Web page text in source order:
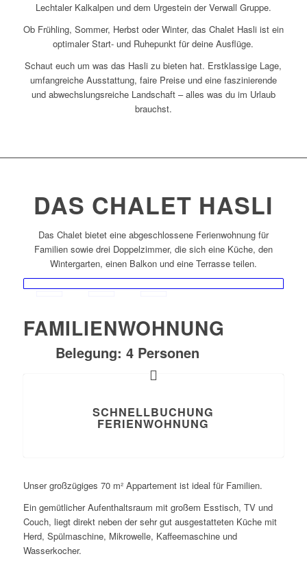
Lechtaler Kalkalpen und dem Urgestein der Verwall Gruppe.
Ob Frühling, Sommer, Herbst oder Winter, das Chalet Hasli ist ein
optimaler Start- und Ruhepunkt für deine Ausflüge.
Schaut euch um was das Hasli zu bieten hat. Erstklassige Lage,
umfangreiche Ausstattung, faire Preise und eine faszinierende
und abwechslungsreiche Landschaft – alles was du im Urlaub
brauchst.
DAS CHALET HASLI
Das Chalet bietet eine abgeschlossene Ferienwohnung für
Familien sowie drei Doppelzimmer, die sich eine Küche, den
Wintergarten, einen Balkon und eine Terrasse teilen.
FAMILIENWOHNUNG
Belegung: 4 Personen
SCHNELLBUCHUNG
FERIENWOHNUNG
Unser großzügiges 70 m² Appartement ist ideal für Familien.
Ein gemütlicher Aufenthaltsraum mit großem Esstisch, TV und
Couch, liegt direkt neben der sehr gut ausgestatteten Küche mit
Herd, Spülmaschine, Mikrowelle, Kaffeemaschine und
Wasserkocher.